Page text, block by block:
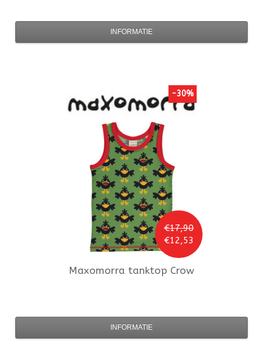
INFORMATIE
€17,90
€12,53
-30%
Maxomorra tanktop Crow
INFORMATIE